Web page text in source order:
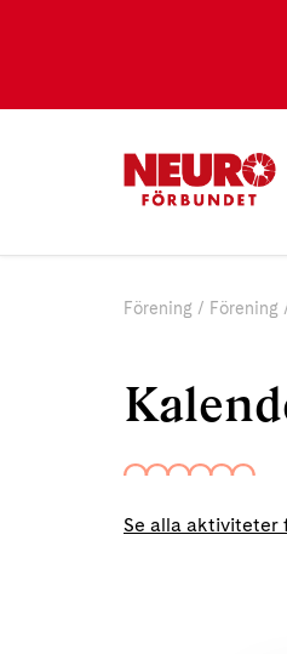
Förening Förening
Se alla aktiviteter